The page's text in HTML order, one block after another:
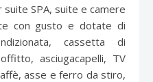
SPA, suite e camere
con gusto e dotate di
cassetta di
asciugacapelli, TV
asse e ferro da stiro,